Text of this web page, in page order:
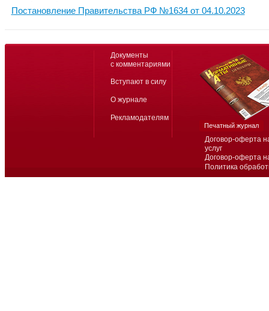
Постановление Правительства РФ №1634 от 04.10.2023
Договор-оферта
услуг
Договор-оферта
Политика
Документы
с комментариями
Вступают в силу
О журнале
Рекламодателям
Печатный журнал